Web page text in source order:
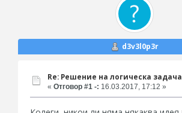
d3v3l0p3r
Re: Решение на логическа задача
« Отговор #1 -: 16.03.2017, 17:12 »